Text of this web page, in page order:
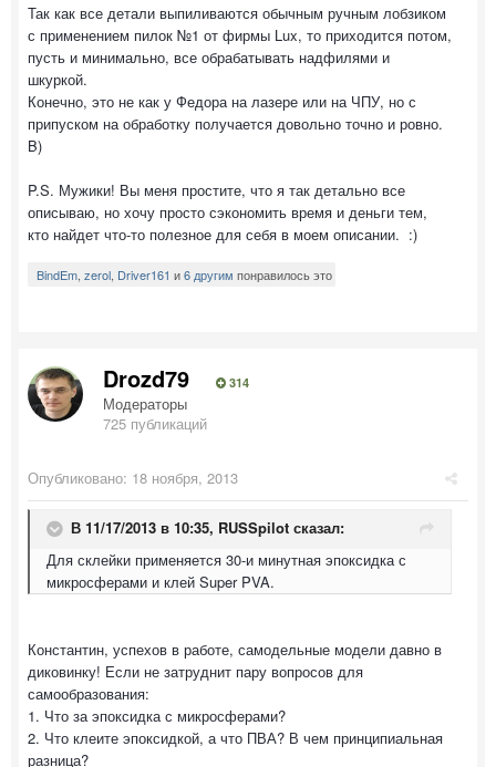
Так как все детали выпиливаются обычным ручным лобзиком
с применением пилок №1 от фирмы Lux, то приходится потом,
пусть и минимально, все обрабатывать надфилями и
шкуркой.
Конечно, это не как у Федора на лазере или на ЧПУ, но с
припуском на обработку получается довольно точно и ровно.
B)
P.S. Мужики! Вы меня простите, что я так детально все
описываю, но хочу просто сэкономить время и деньги тем,
кто найдет что-то полезное для себя в моем описании. :)
BindEm zerol Driver161 и6 другим понравилось это
Drozd79 314
Модераторы
725 публикаций
Опубликовано: 18 ноября, 2013
В 11/17/2013 в 10:35, RUSSpilot сказал:
Для склейки применяется 30-и минутная эпоксидка с
микросферами и клей Super PVA.
Константин, успехов в работе, самодельные модели давно в
диковинку! Если не затруднит пару вопросов для
самообразования:
1. Что за эпоксидка с микросферами?
2. Что клеите эпоксидкой, а что ПВА? В чем принципиальная
разница?